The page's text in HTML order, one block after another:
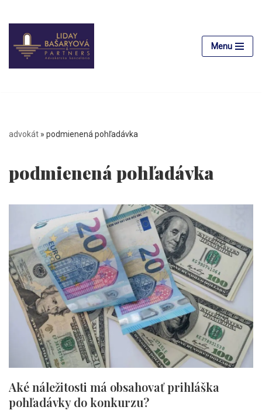
Preskočiť
na
obsah
Menu
advokát » podmienená pohľadávka
podmienená pohľadávka
Aké náležitosti má obsahovať prihláška
pohľadávky do konkurzu?